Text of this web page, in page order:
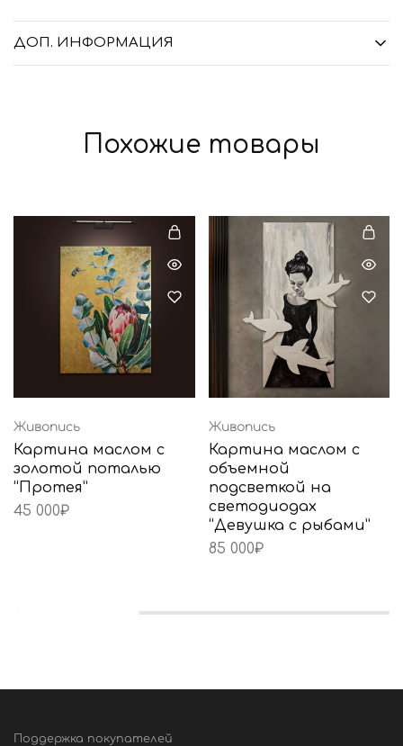
ДОП. ИНФОРМАЦИЯ
Похожие товары
Живопись
Картина маслом с
золотой поталью
“Протея”
45 000₽
Живопись
Картина маслом с
объемной
подсветкой на
светодиодах
“Девушка с рыбами”
85 000₽
Поддержка покупателей